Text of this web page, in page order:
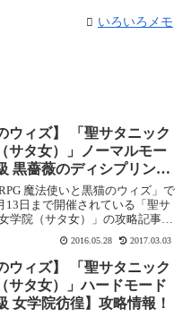
いろいろメモ
ウィズ】 「聖サタニック
サタ女）」ノーマルモー
黒薔薇のディシプリン】
！
魔法使いと黒猫のウィズ」で
13日まで開催されている「聖サ
学院（サタ女）」の攻略記事で
ではノーマルモードの【封魔級
ジェル】を攻略します。聖サタ
院（サタ女） ノーマルモード...
2016.05.28 2017.03.03
ウィズ】 「聖サタニック
サタ女）」ハードモード
女学院彷徨】攻略情報！